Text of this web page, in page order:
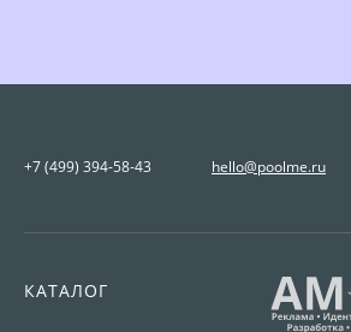
+7 (499) 394-58-43 hello@poolme.ru
КАТАЛОГ